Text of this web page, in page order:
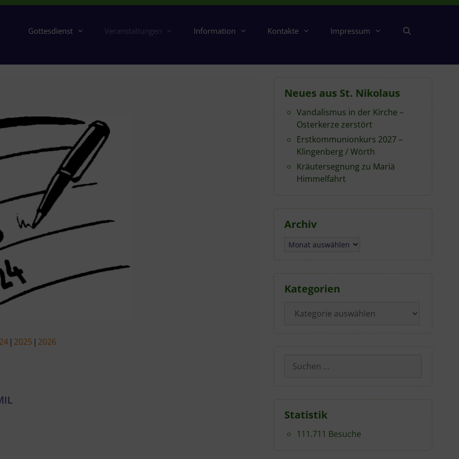
Gottesdienst Veranstaltungen Information Kontakte Impressum
2025 2026
Neues aus St. Nikolaus
Vandalismus in der Kirche –
Osterkerze zerstört
Erstkommunionkurs 2027 –
Klingenberg / Wörth
Kräutersegnung zu Mariä
Himmelfahrt
Archiv
Archiv
Kategorien
Suchen
nach:
Statistik
111.711 Besuche